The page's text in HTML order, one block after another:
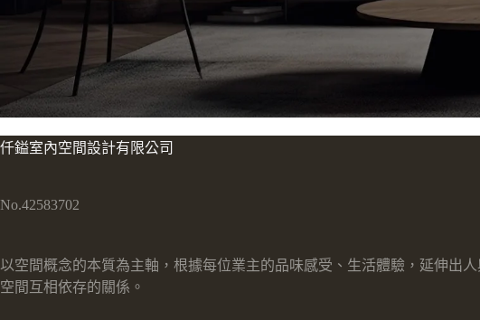
仟鎰室內空間設計有限公司
No.42583702
以空間概念的本質為主軸，根據每位業主的品味感受、生活體驗，延伸出人
空間互相依存的關係。